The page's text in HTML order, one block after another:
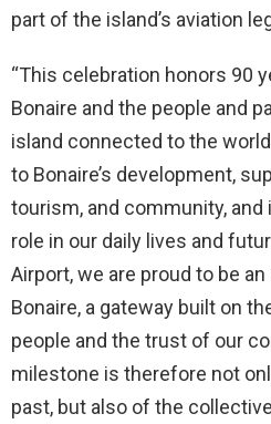
part of the island’s aviation
“This celebration honors 90
Bonaire and the people and
island connected to the
to Bonaire’s development,
tourism, and community,
role in our daily lives and
Airport, we are proud to be
Bonaire, a gateway built on
people and the trust of our
milestone is therefore not
past, but also of the